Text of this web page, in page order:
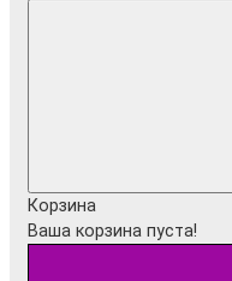
Корзина
Ваша корзина пуста!